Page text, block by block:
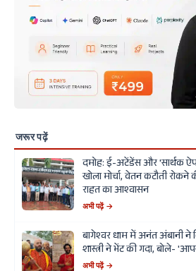
जरूर पढ़ें
दमोह: ई-अटेंडेंस और 'सार्थक
खोला मोर्चा, वेतन कटौती
राहत का आश्वासन
अभी पढ़ें →
बागेश्वर धाम में अनंत अंबानी ने
शास्त्री ने भेंट की गदा, बोले-
अभी पढ़ें →